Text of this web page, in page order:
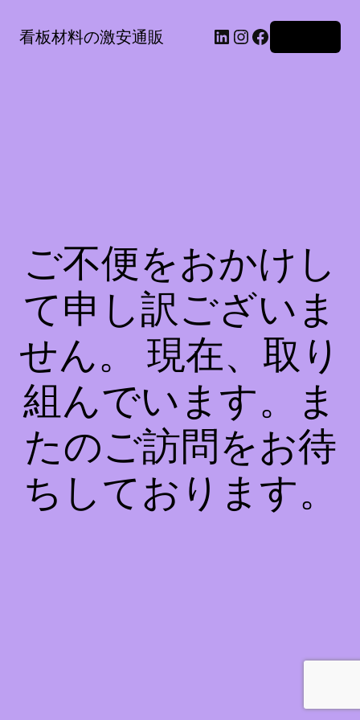
看板材料の激安通販 LinkedIn Instagram Facebook
ご不便をおかけし
て申し訳ございま
せん。 現在、取り
組んでいます。ま
たのご訪問をお待
ちしております。